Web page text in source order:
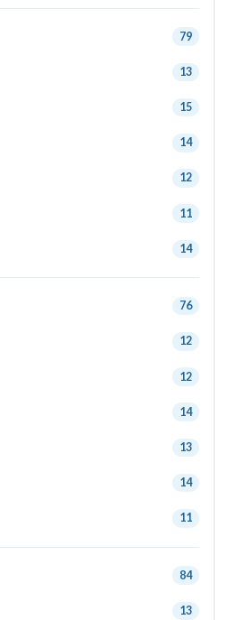
79
13
15
14
12
11
14
76
12
12
14
13
14
11
84
13